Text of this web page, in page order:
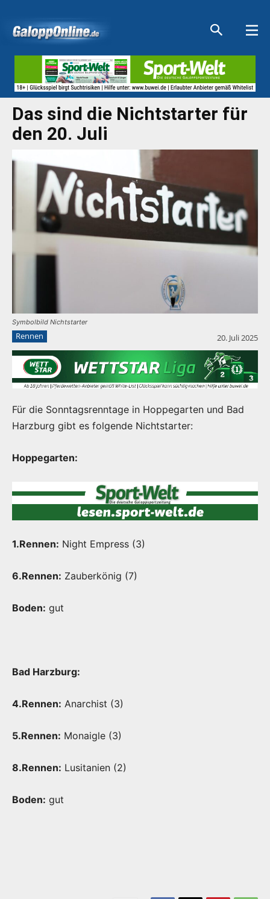
Das sind die Nichtstarter für
den 20. Juli
Symbolbild Nichtstarter
Rennen 20. Juli 2025
Für die Sonntagsrenntage in Hoppegarten und Bad
Harzburg gibt es folgende Nichtstarter:
Hoppegarten:
1.Rennen: Night Empress (3)
6.Rennen: Zauberkönig (7)
Boden: gut
Bad Harzburg:
4.Rennen: Anarchist (3)
5.Rennen: Monaigle (3)
8.Rennen: Lusitanien (2)
Boden: gut